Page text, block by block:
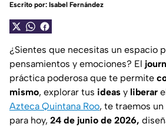
Escrito por: Isabel Fernández
¿Sientes que necesitas un espacio
pensamientos y emociones? El
práctica poderosa que te permite
mismo, explorar tus ideas y liberar
Azteca Quintana Roo, te traemos un
para hoy, 24 de junio de 2026,